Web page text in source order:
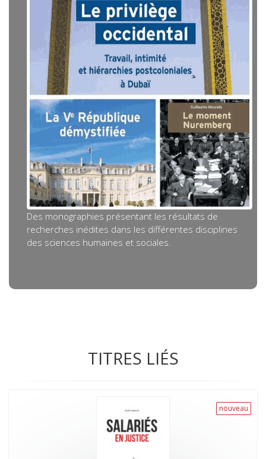
Des monographies présentant les résultats de
recherches inédites dans les différentes disciplines
des sciences humaines et sociales.
TITRES LIÉS
nouveau